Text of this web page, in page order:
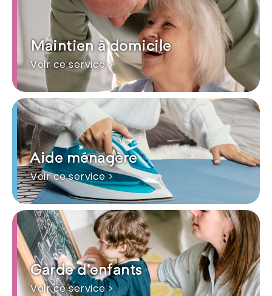
Maintien à domicile
Voir ce service >
Aide ménagère
Voir ce service >
Garde d'enfants
Voir ce service >